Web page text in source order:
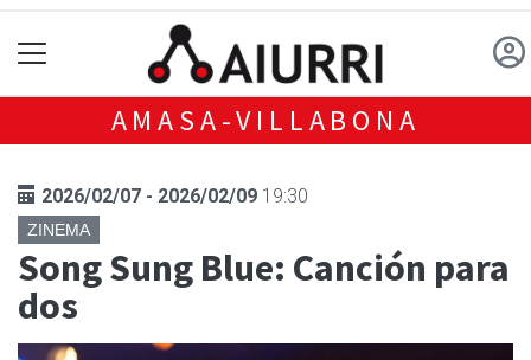
AMASA-VILLABONA
2026/02/07 - 2026/02/09 19:30
ZINEMA
Song Sung Blue: Canción para
dos